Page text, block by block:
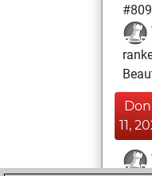
11,